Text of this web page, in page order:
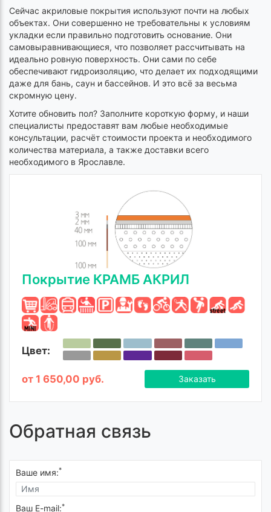
Сейчас акриловые покрытия используют почти на любых
объектах. Они совершенно не требовательны к условиям
укладки если правильно подготовить основание. Они
самовыравнивающиеся, что позволяет рассчитывать на
идеально ровную поверхность. Они сами по себе
обеспечивают гидроизоляцию, что делает их подходящими
даже для бань, саун и бассейнов. И это всё за весьма
скромную цену.
Хотите обновить пол? Заполните короткую форму, и наши
специалисты предоставят вам любые необходимые
консультации, расчёт стоимости проекта и необходимого
количества материала, а также доставки всего
необходимого в Ярославле.
Покрытие КРАМБ АКРИЛ
Цвет:
от 1 650,00 руб. Заказать
Обратная связь
Ваше имя:*
Ваш E-mail:*